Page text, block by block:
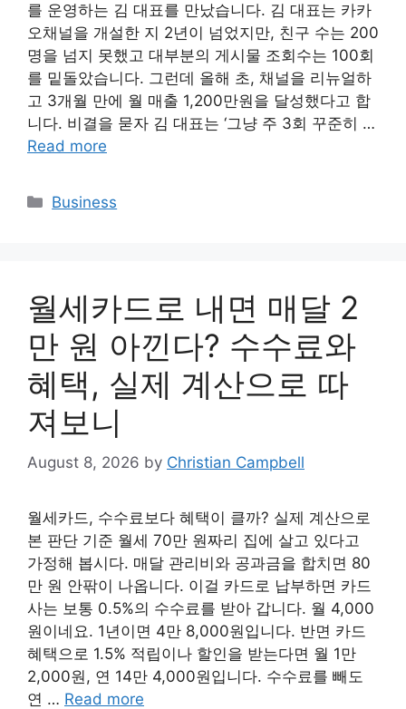
를 운영하는 김 대표를 만났습니다. 김 대표는 카카
오채널을 개설한 지 2년이 넘었지만, 친구 수는 200
명을 넘지 못했고 대부분의 게시물 조회수는 100회
를 밑돌았습니다. 그런데 올해 초, 채널을 리뉴얼하
고 3개월 만에 월 매출 1,200만원을 달성했다고 합
니다. 비결을 묻자 김 대표는 ‘그냥 주 3회 꾸준히 …
Read more
Categories
Business
월세카드로 내면 매달 2
만 원 아낀다? 수수료와
혜택, 실제 계산으로 따
져보니
August 8, 2026 by Christian Campbell
월세카드, 수수료보다 혜택이 클까? 실제 계산으로
본 판단 기준 월세 70만 원짜리 집에 살고 있다고
가정해 봅시다. 매달 관리비와 공과금을 합치면 80
만 원 안팎이 나옵니다. 이걸 카드로 납부하면 카드
사는 보통 0.5%의 수수료를 받아 갑니다. 월 4,000
원이네요. 1년이면 4만 8,000원입니다. 반면 카드
혜택으로 1.5% 적립이나 할인을 받는다면 월 1만
2,000원, 연 14만 4,000원입니다. 수수료를 빼도
연 … Read more